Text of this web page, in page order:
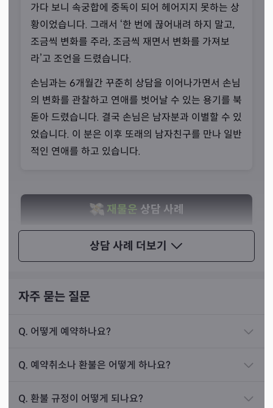
내 말을 들어줄 단 한 사람
“손님과 함께 호흡하고 소통하는 시간이 좋습니다.”
선생님께서는 상담 자체를 즐기시는 분입니다. 새로운 사람
을 만나 그 사람에게 도움을 주고 함께 소통하는 것을 즐긴
다고 하셨습니다. 그래서인지 선생님은 정말 공감과 몰입의
스페셜리스트였습니다. 이야기를 끌어내고 진행하며 소통
하는 스킬이 탁월하셨습니다.
몰입과 공감 정도는 카드에도 영향을 미치기 때문에 타로
상담 사례 더보기
가다 보니 속궁합에 중독이 되어 헤어지지 못하는 상
황이었습니다. 그래서 ‘한 번에 끊어내려 하지 말고,
조금씩 변화를 주라, 조금씩 재면서 변화를 가져보
라’고 조언을 드렸습니다.
손님과는 6개월간 꾸준히 상담을 이어나가면서 손님
의 변화를 관찰하고 연애를 벗어날 수 있는 용기를 북
돋아 드렸습니다. 결국 손님은 남자분과 이별할 수 있
었습니다. 이 분은 이후 또래의 남자친구를 만나 일반
적인 연애를 하고 있습니다.
재물운 상담 사례
3년 전 40 중반 여성분이 찾아오셨습니다. 장사를 하
는 분이셨는데 손님은 모임을 통해 알게 된 분들과 친
운영에 대해서 동료들과 마찰이 있었고 서로 흠을 잡
시간이 지나서 동료들끼리 연애를 시작했고 자신을
고 숨기고 속이는 상황이 발생했다고 합니다. 그래서
하는 것은 좋지 않고 혼자서 장사를 해야 한다는 내용
자주 묻는 질문
Q. 어떻게 예약하나요?
Q. 예약취소나 환불은 어떻게 하나요?
Q. 환불 규정이 어떻게 되나요?